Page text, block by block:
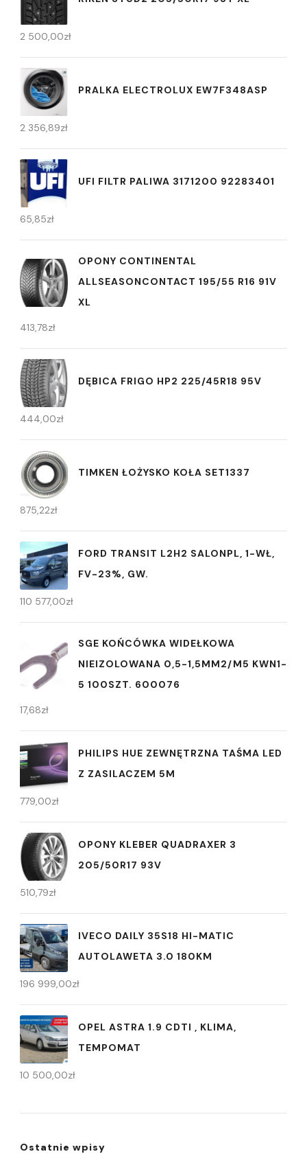
2 500,00zł
PRALKA ELECTROLUX EW7F348ASP
2 356,89zł
UFI FILTR PALIWA 3171200 92283401
65,85zł
OPONY CONTINENTAL
ALLSEASONCONTACT 195/55 R16 91V
XL
413,78zł
DĘBICA FRIGO HP2 225/45R18 95V
444,00zł
TIMKEN ŁOŻYSKO KOŁA SET1337
875,22zł
FORD TRANSIT L2H2 SALONPL, 1-WŁ,
FV-23%, GW.
110 577,00zł
SGE KOŃCÓWKA WIDEŁKOWA
NIEIZOLOWANA 0,5-1,5MM2/M5 KWN1-
5 100SZT. 600076
17,68zł
PHILIPS HUE ZEWNĘTRZNA TAŚMA LED
Z ZASILACZEM 5M
779,00zł
OPONY KLEBER QUADRAXER 3
205/50R17 93V
510,79zł
IVECO DAILY 35S18 HI-MATIC
AUTOLAWETA 3.0 180KM
196 999,00zł
OPEL ASTRA 1.9 CDTI , KLIMA,
TEMPOMAT
10 500,00zł
Ostatnie wpisy